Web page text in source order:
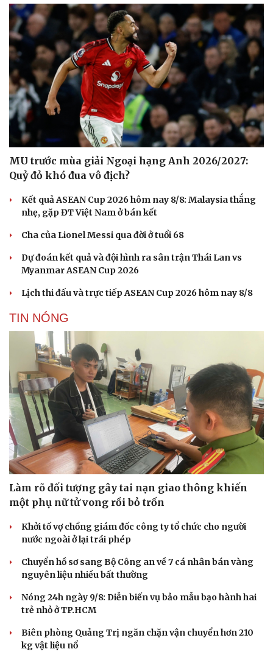
Du lịch
Tư vấn
Săn Tour
check-in
Podcast
Câu chuyện thời sự
Kể chuyện cho bé
Hạt giống tâm hồn
MU trước mùa giải Ngoại hạng Anh 2026/2027:
Quỷ đỏ khó đua vô địch?
Kết quả ASEAN Cup 2026 hôm nay 8/8: Malaysia thắng
nhẹ, gặp ĐT Việt Nam ở bán kết
Cha của Lionel Messi qua đời ở tuổi 68
Dự đoán kết quả và đội hình ra sân trận Thái Lan vs
Myanmar ASEAN Cup 2026
Lịch thi đấu và trực tiếp ASEAN Cup 2026 hôm nay 8/8
TIN NÓNG
Làm rõ đối tượng gây tai nạn giao thông khiến
một phụ nữ tử vong rồi bỏ trốn
Khởi tố vợ chồng giám đốc công ty tổ chức cho người
nước ngoài ở lại trái phép
Chuyển hồ sơ sang Bộ Công an về 7 cá nhân bán vàng
nguyên liệu nhiều bất thường
Nóng 24h ngày 9/8: Diễn biến vụ bảo mẫu bạo hành hai
trẻ nhỏ ở TP.HCM
Biên phòng Quảng Trị ngăn chặn vận chuyển hơn 210
kg vật liệu nổ